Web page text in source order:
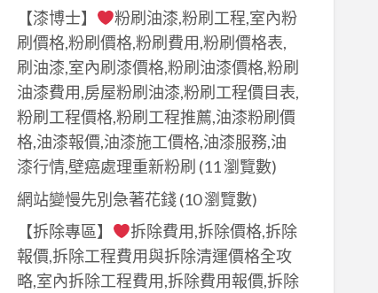
【漆博士】
粉刷油漆,粉刷工程,室內粉
刷價格,粉刷價格,粉刷費用,粉刷價格表,
刷油漆,室內刷漆價格,粉刷油漆價格,粉刷
油漆費用,房屋粉刷油漆,粉刷工程價目表,
粉刷工程價格,粉刷工程推薦,油漆粉刷價
格,油漆報價,油漆施工價格,油漆服務,油
漆行情,壁癌處理重新粉刷 (11 瀏覽數)
網站變慢先別急著花錢(10 瀏覽數)
【拆除專區】
拆除費用,拆除價格,拆除
報價,拆除工程費用與拆除清運價格全攻
略,室內拆除工程費用,拆除費用報價,拆除